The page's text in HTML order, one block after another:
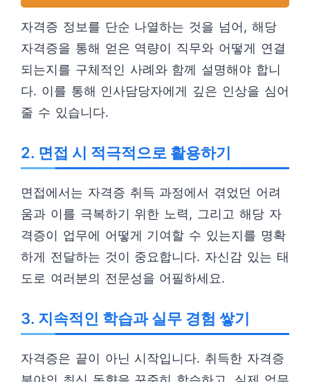
자격증 정보를 단순 나열하는 것을 넘어, 해당
자격증을 통해 얻은 역량이 직무와 어떻게 연결
되는지를 구체적인 사례와 함께 설명해야 합니
다. 이를 통해 인사담당자에게 깊은 인상을 심어
줄 수 있습니다.
2. 면접 시 적극적으로 활용하기
면접에서는 자격증 취득 과정에서 겪었던 어려
움과 이를 극복하기 위한 노력, 그리고 해당 자
격증이 업무에 어떻게 기여할 수 있는지를 명확
하게 전달하는 것이 중요합니다. 자신감 있는 태
도로 여러분의 전문성을 어필하세요.
3. 지속적인 학습과 실무 경험 쌓기
자격증은 끝이 아닌 시작입니다. 취득한 자격증